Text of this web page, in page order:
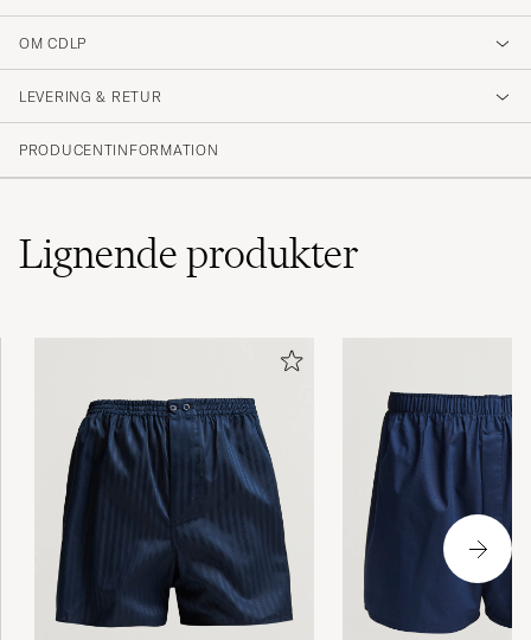
OM CDLP
LEVERING & RETUR
PRODUCENTINFORMATION
Lignendeprodukter